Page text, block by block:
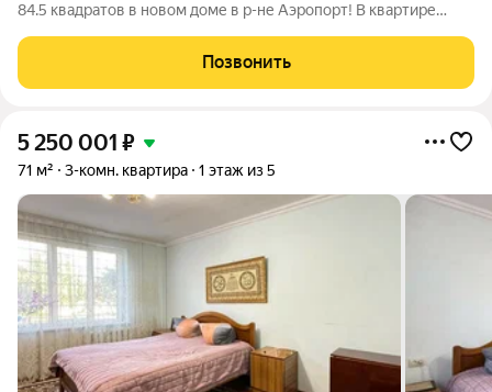
84.5 квадратов в новом доме в р-не Аэропорт! В квартире
проживанию! Евроремонт, все новое! На 1 этаж с/у, кухня и
гостиная. На 2 этаже спальня,
Позвонить
5 250 001 ₽
71 м² 3-комн. квартира 1 этаж из 5